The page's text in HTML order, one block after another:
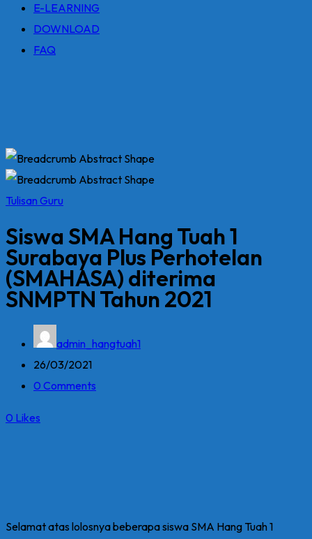
E-LEARNING
DOWNLOAD
FAQ
Tulisan Guru
Siswa SMA Hang Tuah 1
Surabaya Plus Perhotelan
(SMAHASA) diterima
SNMPTN Tahun 2021
admin_hangtuah1
26/03/2021
0 Comments
0 Likes
Selamat atas lolosnya beberapa siswa SMA Hang Tuah 1